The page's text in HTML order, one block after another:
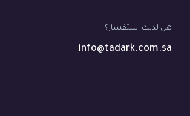
هل لديك استفسار؟
info@tadark.com.sa